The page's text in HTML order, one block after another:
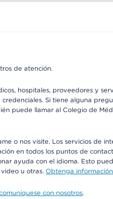
de atención.
hospitales, proveedores y
Si tiene alguna
puede llamar al Colegio de
o nos visite. Los servicios de
en todos los puntos de
ayuda con el idioma. Esto
u otras. Obtenga
con nosotros.